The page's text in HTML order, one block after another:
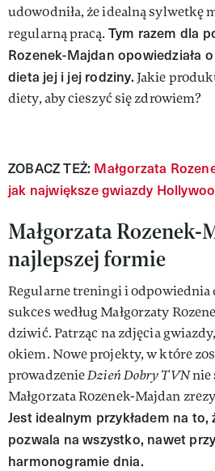
udowodniła, że idealną sylwetkę
regularną pracą. Tym razem dla
Rozenek-Majdan opowiedziała
dieta jej i jej rodziny. Jakie
diety, aby cieszyć się zdrowiem?
ZOBACZ TEŻ: Małgorzata
jak największe gwiazdy
Małgorzata Rozenek-
najlepszej formie
Regularne treningi i odpowiednia
sukces według Małgorzaty
dziwić. Patrząc na zdjęcia
okiem. Nowe projekty, w które
prowadzenieDzień Dobry TVNnie
Małgorzata Rozenek-Majdan
Jest idealnym przykładem na
pozwala na wszystko, nawet
harmonogramie dnia.